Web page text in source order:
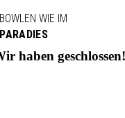
BOWLEN WIE IM
PARADIES
haben geschlossen!